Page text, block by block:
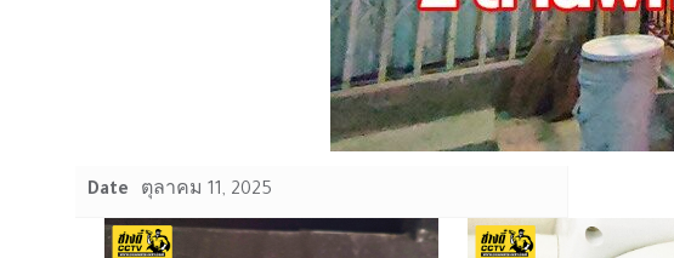
Date ตุลาคม 11, 2025